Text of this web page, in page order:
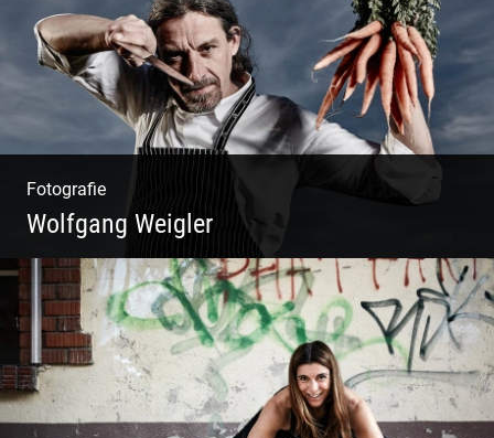
Fotografie
Wolfgang Weigler
W.U.F.O. Food Orbiter | Event Gastronomie |
Catering Service | Essen & Trinken